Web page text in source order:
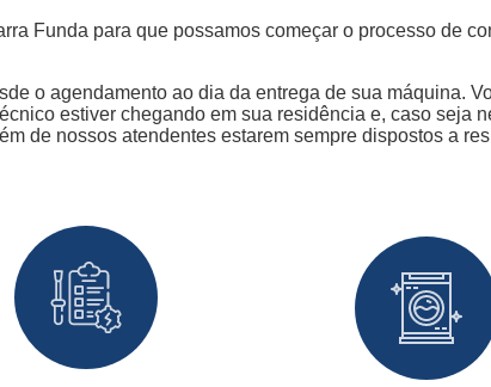
Funda para que possamos começar o processo de
o agendamento ao dia da entrega de sua máquina.
estiver chegando em sua residência e, caso seja
de nossos atendentes estarem sempre dispostos a